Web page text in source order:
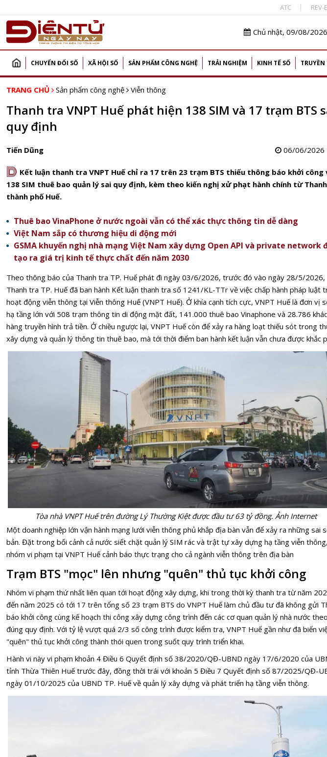
ATC REV-
Chủ nhật, 09/08/2026
CHUYỂN ĐỔI SỐ XÃ HỘI SỐ SẢN PHẨM CÔNG NGHỆ TRẢI NGHIỆM KINH TẾ SỐ
TRANG CHỦ Sản phẩm công nghệ Viễn thông
Thanh tra VNPT Huế phát hiện 138 SIM và 17 trạm BTS
quy định
Tiến Dũng 06/06/2026
D Kết luận thanh tra VNPT Huế chỉ ra 17 trên 23 trạm BTS thiếu thông báo khởi công
138 SIM thuê bao quản lý sai quy định, kèm theo kiến nghị xử phạt hành chính từ
thành phố Huế.
Thuê bao VinaPhone ở nước ngoài vẫn có thể xác thực thông tin dễ dàng
Việt Nam sắp có thương hiệu di động mới
GSMA khuyến nghị nhà mạng Việt Nam xây dựng Open API và private network
tạo ra giá trị kinh tế thực chất đến năm 2030
Theo thông báo của Thanh tra TP. Huế phát đi ngày 03/6/2026, trước đó vào ngày 28/5/2026,
Thanh tra TP. Huế đã ban hành Kết luận thanh tra số 1241/KL-TTr về việc chấp hành pháp luật
hoạt động viễn thông tại Viễn thông Huế (VNPT Huế). Ở khía cạnh tích cực, VNPT Huế là đơn vị
hạ tầng lớn với 508 trạm thông tin di động mặt đất, 141.000 thuê bao Vinaphone và 28.786
hàng truyền hình trả tiền. Ở chiều ngược lại, VNPT Huế còn để xảy ra hàng loạt thiếu sót trong
xây dựng và quản lý thông tin thuê bao, mà tới thời điểm ban hành kết luận vẫn chưa được khắc
Tòa nhà VNPT Huế trên đường Lý Thường Kiệt được đầu tư 63 tỷ đồng. Ảnh Internet
Một doanh nghiệp lớn vận hành mạng lưới viễn thông phủ khắp địa bàn vẫn để xảy ra những sai
bản. Đặt trong bối cảnh cả nước siết chặt quản lý SIM rác và trật tự xây dựng hạ tầng viễn
nhóm vi phạm tại VNPT Huế cảnh báo thực trạng cho cả ngành viễn thông trên địa bàn
Trạm BTS "mọc" lên nhưng "quên" thủ tục khởi công
Nhóm vi phạm thứ nhất liên quan tới hoạt động xây dựng, khi trong thời kỳ thanh tra từ năm
đến năm 2025 có tới 17 trên tổng số 23 trạm BTS do VNPT Huế làm chủ đầu tư đã không gửi
báo khởi công cùng kế hoạch thi công xây dựng công trình đến các cơ quan quản lý nhà nước theo
đúng quy định. Với tỷ lệ vượt quá 2/3 số công trình được kiểm tra, VNPT Huế gần như đã biến
"quên" thủ tục khởi công thành thói quen trong suốt quy trình triển khai.
Hành vi này vi phạm khoản 4 Điều 6 Quyết định số 38/2020/QĐ-UBND ngày 17/6/2020 của
tỉnh Thừa Thiên Huế trước đây, đồng thời trái với khoản 5 Điều 7 Quyết định số 87/2025/QĐ-
ngày 01/10/2025 của UBND TP. Huế về quản lý xây dựng và phát triển hạ tầng viễn thông.